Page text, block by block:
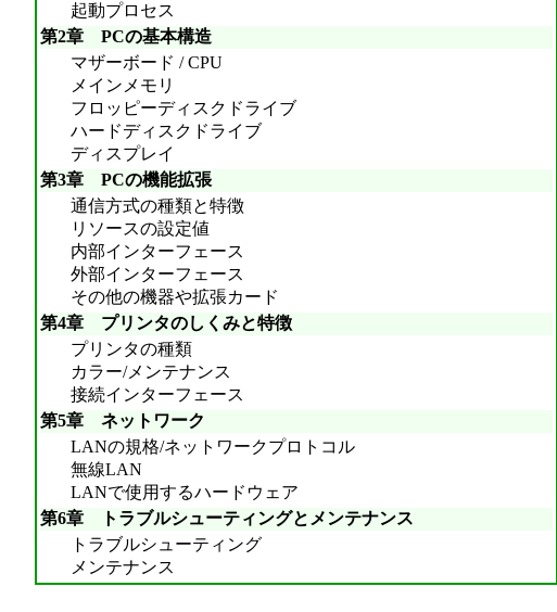
起動プロセス
第2章 PCの基本構造
マザーボード / CPU
メインメモリ
フロッピーディスクドライブ
ハードディスクドライブ
ディスプレイ
第3章 PCの機能拡張
通信方式の種類と特徴
リソースの設定値
内部インターフェース
外部インターフェース
その他の機器や拡張カード
第4章 プリンタのしくみと特徴
プリンタの種類
カラー/メンテナンス
接続インターフェース
第5章 ネットワーク
LANの規格/ネットワークプロトコル
無線LAN
LANで使用するハードウェア
第6章 トラブルシューティングとメンテナンス
トラブルシューティング
メンテナンス